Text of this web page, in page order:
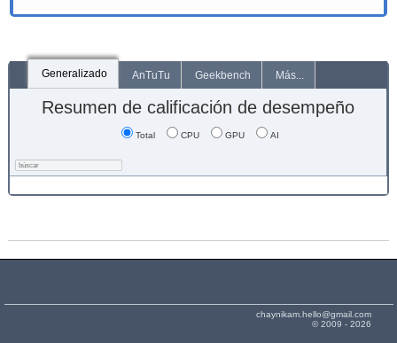
Generalizado AnTuTu Geekbench Más...
Resumen de calificación de desempeño
Total CPU GPU AI
chaynikam.hello@gmail.com
© 2009 - 2026